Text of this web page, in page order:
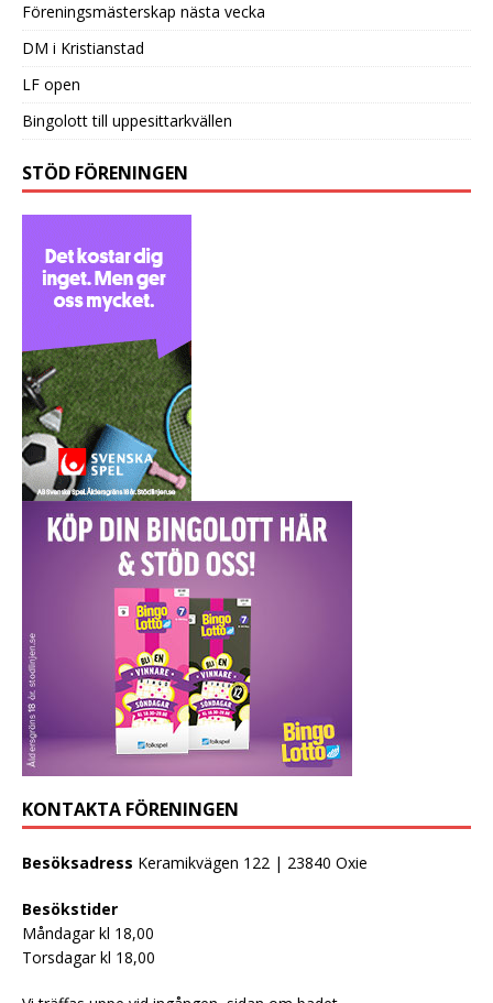
Föreningsmästerskap nästa vecka
DM i Kristianstad
LF open
Bingolott till uppesittarkvällen
STÖD FÖRENINGEN
KONTAKTA FÖRENINGEN
Besöksadress Keramikvägen 122 | 23840 Oxie
Besökstider
Måndagar kl 18,00
Torsdagar kl 18,00